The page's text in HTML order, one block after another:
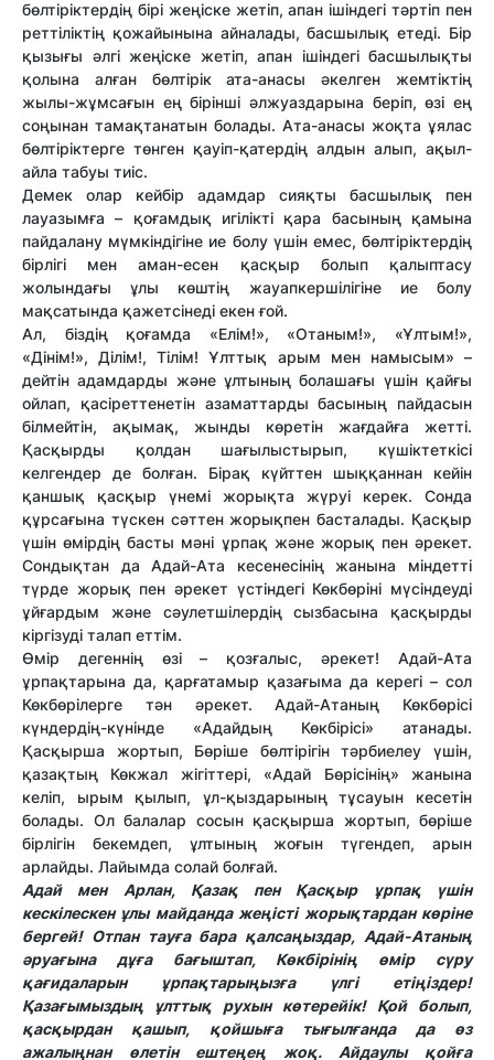
бөлтіріктердің бірі жеңіске жетіп, апан ішіндегі тәртіп пен
реттіліктің қожайынына айналады, басшылық етеді. Бір
қызығы әлгі жеңіске жетіп, апан ішіндегі басшылықты
қолына алған бөлтірік ата-анасы әкелген жемтіктің
жылы-жұмсағын ең бірінші әлжуаздарына беріп, өзі ең
соңынан тамақтанатын болады. Ата-анасы жоқта ұялас
бөлтіріктерге төнген қауіп-қатердің алдын алып, ақыл-
айла табуы тиіс.
Демек олар кейбір адамдар сияқты басшылық пен
лауазымға – қоғамдық игілікті қара басының қамына
пайдалану мүмкіндігіне ие болу үшін емес, бөлтіріктердің
бірлігі мен аман-есен қасқыр болып қалыптасу
жолындағы ұлы көштің жауапкершілігіне ие болу
мақсатында қажетсінеді екен ғой.
Ал, біздің қоғамда «Елім!», «Отаным!», «Ұлтым!»,
«Дінім!», Ділім!, Тілім! Ұлттық арым мен намысым» –
дейтін адамдарды және ұлтының болашағы үшін қайғы
ойлап, қасіреттенетін азаматтарды басының пайдасын
білмейтін, ақымақ, жынды көретін жағдайға жетті.
Қасқырды қолдан шағылыстырып, күшіктеткісі
келгендер де болған. Бірақ күйттен шыққаннан кейін
қаншық қасқыр үнемі жорықта жүруі керек. Сонда
құрсағына түскен сәттен жорықпен басталады. Қасқыр
үшін өмірдің басты мәні ұрпақ және жорық пен әрекет.
Сондықтан да Адай-Ата кесенесінің жанына міндетті
түрде жорық пен әрекет үстіндегі Көкбөріні мүсіндеуді
ұйғардым және сәулетшілердің сызбасына қасқырды
кіргізуді талап еттім.
Өмір дегеннің өзі – қозғалыс, әрекет! Адай-Ата
ұрпақтарына да, қарғатамыр қазағыма да керегі – сол
Көкбөрілерге тән әрекет. Адай-Атаның Көкбөрісі
күндердің-күнінде «Адайдың Көкбірісі» атанады.
Қасқырша жортып, Бөріше бөлтірігін тәрбиелеу үшін,
қазақтың Көкжал жігіттері, «Адай Бөрісінің» жанына
келіп, ырым қылып, ұл-қыздарының тұсауын кесетін
болады. Ол балалар сосын қасқырша жортып, бөріше
бірлігін бекемдеп, ұлтының жоғын түгендеп, арын
арлайды. Лайымда солай болғай.
Адай мен Арлан, Қазақ пен Қасқыр ұрпақ үшін
кескілескен ұлы майданда жеңісті жорықтардан көріне
бергей! Отпан тауға бара қалсаңыздар, Адай-Атаның
әруағына дұға бағыштап, Көкбірінің өмір сүру
қағидаларын ұрпақтарыңызға үлгі етіңіздер!
Қазағымыздың ұлттық рухын көтерейік! Қой болып,
қасқырдан қашып, қойшыға тығылғанда да өз
ажалыңнан өлетін ештеңең жоқ. Айдаулы қойға